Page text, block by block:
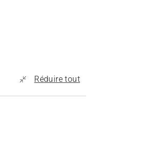
Réduire tout